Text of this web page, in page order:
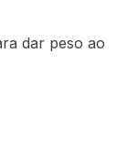
dar peso ao